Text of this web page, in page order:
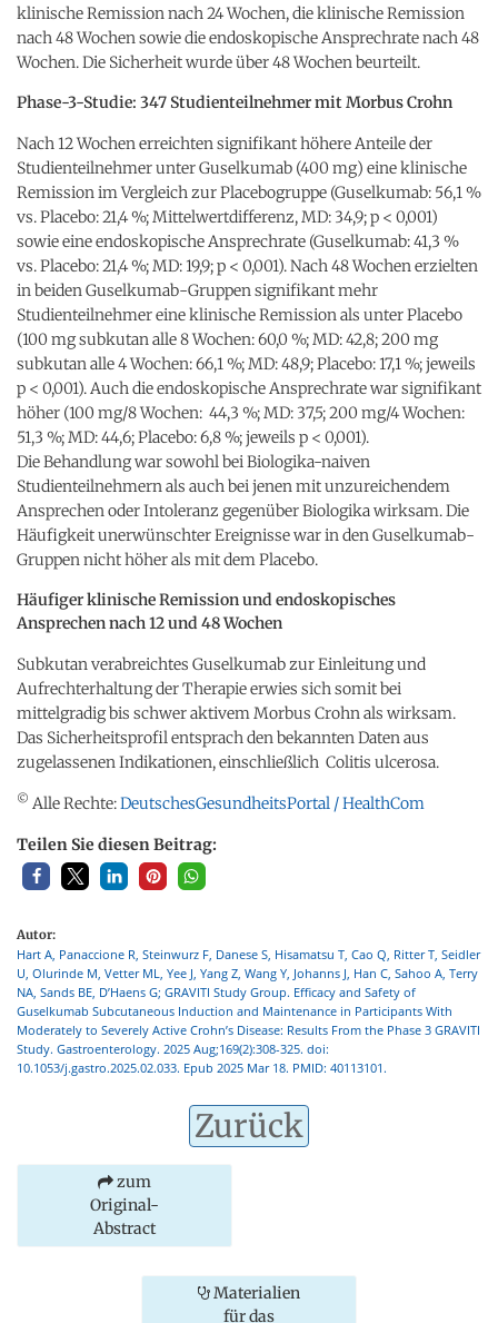
klinische Remission nach 24 Wochen, die klinische Remission
nach 48 Wochen sowie die endoskopische Ansprechrate nach 48
Wochen. Die Sicherheit wurde über 48 Wochen beurteilt.
Phase-3-Studie: 347 Studienteilnehmer mit Morbus Crohn
Nach 12 Wochen erreichten signifikant höhere Anteile der
Studienteilnehmer unter Guselkumab (400 mg) eine klinische
Remission im Vergleich zur Placebogruppe (Guselkumab: 56,1 %
vs. Placebo: 21,4 %; Mittelwertdifferenz, MD: 34,9; p < 0,001)
sowie eine endoskopische Ansprechrate (Guselkumab: 41,3 %
vs. Placebo: 21,4 %; MD: 19,9; p < 0,001). Nach 48 Wochen erzielten
in beiden Guselkumab-Gruppen signifikant mehr
Studienteilnehmer eine klinische Remission als unter Placebo
(100 mg subkutan alle 8 Wochen: 60,0 %; MD: 42,8; 200 mg
subkutan alle 4 Wochen: 66,1 %; MD: 48,9; Placebo: 17,1 %; jeweils
p < 0,001). Auch die endoskopische Ansprechrate war signifikant
höher (100 mg/8 Wochen: 44,3 %; MD: 37,5; 200 mg/4 Wochen:
51,3 %; MD: 44,6; Placebo: 6,8 %; jeweils p < 0,001).
Die Behandlung war sowohl bei Biologika-naiven
Studienteilnehmern als auch bei jenen mit unzureichendem
Ansprechen oder Intoleranz gegenüber Biologika wirksam. Die
Häufigkeit unerwünschter Ereignisse war in den Guselkumab-
Gruppen nicht höher als mit dem Placebo.
Häufiger klinische Remission und endoskopisches
Ansprechen nach 12 und 48 Wochen
Subkutan verabreichtes Guselkumab zur Einleitung und
Aufrechterhaltung der Therapie erwies sich somit bei
mittelgradig bis schwer aktivem Morbus Crohn als wirksam.
Das Sicherheitsprofil entsprach den bekannten Daten aus
zugelassenen Indikationen, einschließlich Colitis ulcerosa.
© Alle Rechte:DeutschesGesundheitsPortal / HealthCom
Teilen Sie diesen Beitrag:
Autor:
Hart A, Panaccione R, Steinwurz F, Danese S, Hisamatsu T, Cao Q, Ritter T, Seidler
U, Olurinde M, Vetter ML, Yee J, Yang Z, Wang Y, Johanns J, Han C, Sahoo A, Terry
NA, Sands BE, D’Haens G; GRAVITI Study Group. Efficacy and Safety of
Guselkumab Subcutaneous Induction and Maintenance in Participants With
Moderately to Severely Active Crohn’s Disease: Results From the Phase 3 GRAVITI
Study. Gastroenterology. 2025 Aug;169(2):308-325. doi:
10.1053/j.gastro.2025.02.033. Epub 2025 Mar 18. PMID: 40113101.
Zurück
zum
Original-
Abstract
Materialien
für das